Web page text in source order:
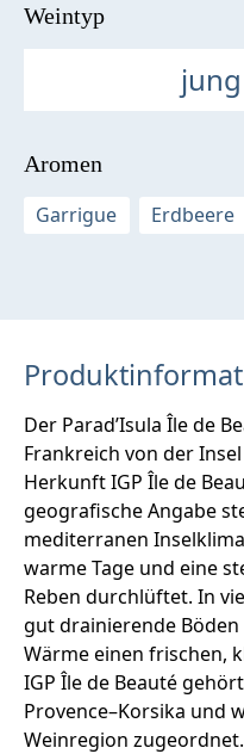
Weintyp
Aromen
Garrigue
Erdbeere
Der Parad’Isula Île de
Frankreich von der
Herkunft IGP Île de
geografische Angabe
mediterranen
warme Tage und eine
Reben durchlüftet. In
gut drainierende
Wärme einen frischen,
IGP Île de Beauté
Provence–Korsika und
Weinregion zugeordnet.